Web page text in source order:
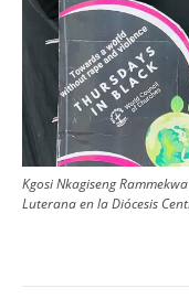
Kgosi Nkagiseng
Luterana en la Diócesis